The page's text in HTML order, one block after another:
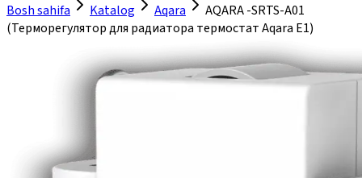
Bosh sahifa
Katalog Aqara
AQARA -SRTS-A01
(Терморегулятор для радиатора термостат Aqara E1)